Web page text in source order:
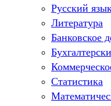
Русский
Литература
Банковское
Статистика